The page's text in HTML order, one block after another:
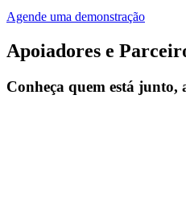
Agende uma demonstração
Apoiadores e
Conheça quem está